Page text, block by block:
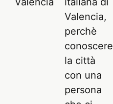
Valencia,
perchè
conoscere
la città
con una
persona